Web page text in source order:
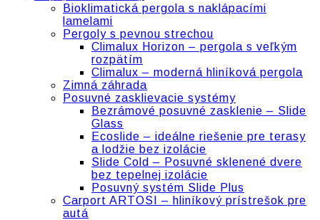
Bioklimatická pergola s naklápacími
lamelami
Pergoly s pevnou strechou
Climalux Horizon – pergola s veľkým
rozpätím
Climalux – moderná hliníková pergola
Zimná záhrada
Posuvné zasklievacie systémy
Bezrámové posuvné zasklenie – Slide
Glass
Ecoslide – ideálne riešenie pre terasy
a lodžie bez izolácie
Slide Cold – Posuvné sklenené dvere
bez tepelnej izolácie
Posuvný systém Slide Plus
Carport ARTOSI – hliníkový prístrešok pre
autá